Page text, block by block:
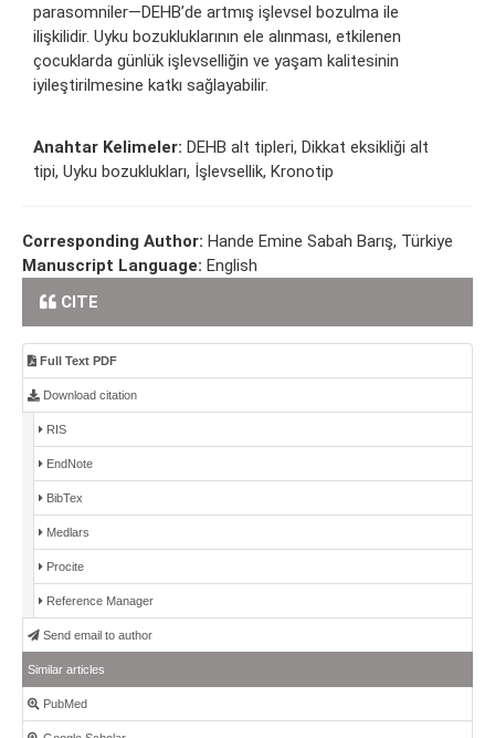
parasomniler—DEHB’de artmış işlevsel bozulma ile
ilişkilidir. Uyku bozukluklarının ele alınması, etkilenen
çocuklarda günlük işlevselliğin ve yaşam kalitesinin
iyileştirilmesine katkı sağlayabilir.
Anahtar Kelimeler: DEHB alt tipleri, Dikkat eksikliği alt
tipi, Uyku bozuklukları, İşlevsellik, Kronotip
Corresponding Author: Hande Emine Sabah Barış, Türkiye
Manuscript Language: English
CITE
Full Text PDF
Download citation
RIS
EndNote
BibTex
Medlars
Procite
Reference Manager
Send email to author
Similar articles
PubMed